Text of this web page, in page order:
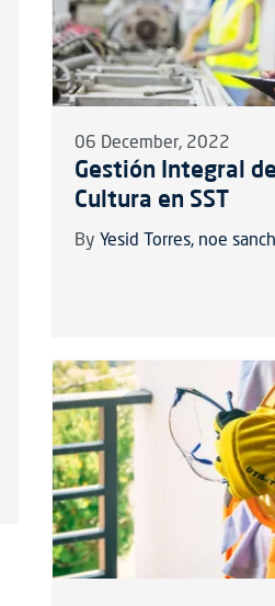
06 December, 2022
Gestión Integral
Cultura en SST
By Yesid Torres noe